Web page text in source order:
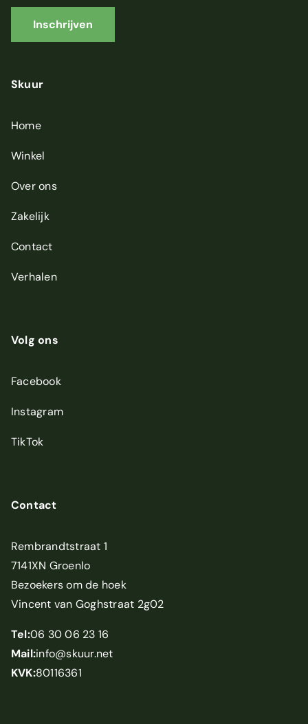
a
l
r
e
Inschrijven
Skuur
Home
Winkel
Over ons
Zakelijk
Contact
Verhalen
Volg ons
Facebook
Instagram
TikTok
Contact
Rembrandtstraat 1
7141XN Groenlo
Bezoekers om de hoek
Vincent van Goghstraat 2g02
Tel:06 30 06 23 16
Mail:info@skuur.net
KVK:80116361